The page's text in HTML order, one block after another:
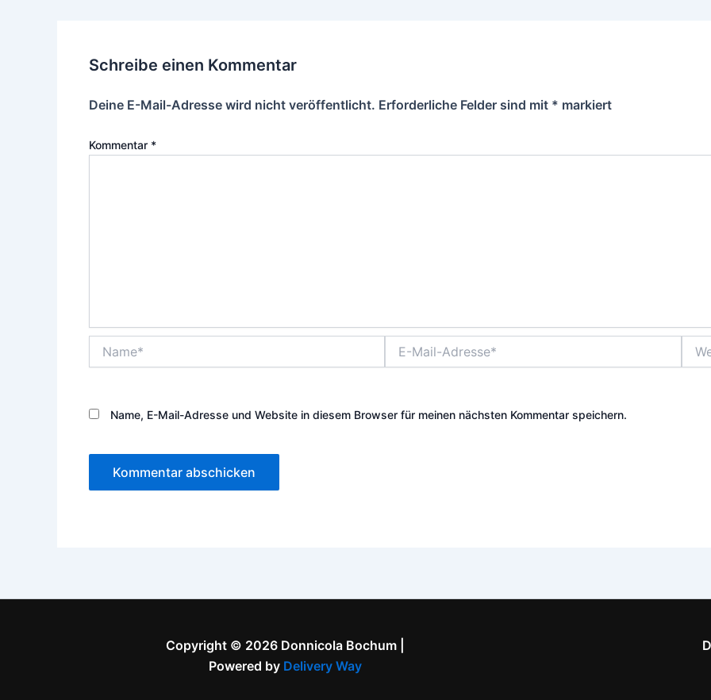
Schreibe einen Kommentar
Deine E-Mail-Adresse wird nicht veröffentlicht. Erforderliche Felder sind mit * markiert
Kommentar *
Mail-
Name, E-Mail-Adresse und Website in diesem Browser für meinen nächsten Kommentar speichern.
Copyright © 2026 Donnicola Bochum |
Powered by Delivery Way